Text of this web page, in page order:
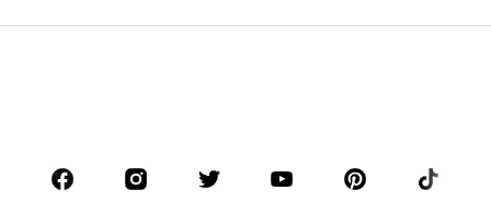
Faldas
Blusas y camisas
Zapatos
Deporte